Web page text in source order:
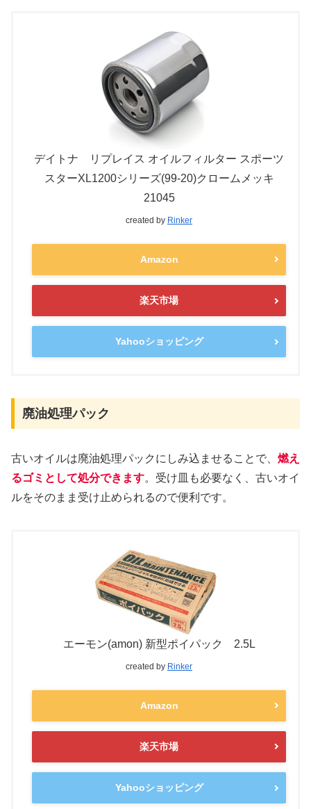
デイトナ リプレイス オイルフィルター スポーツ
スターXL1200シリーズ(99-20)クロームメッキ
21045
created by Rinker
Amazon
楽天市場
Yahooショッピング
廃油処理パック
古いオイルは廃油処理パックにしみ込ませることで、 燃え
るゴミとして処分できます。受け皿も必要なく、古いオイ
ルをそのまま受け止められるので便利です。
エーモン(amon) 新型ポイパック 2.5L
created by Rinker
Amazon
楽天市場
Yahooショッピング